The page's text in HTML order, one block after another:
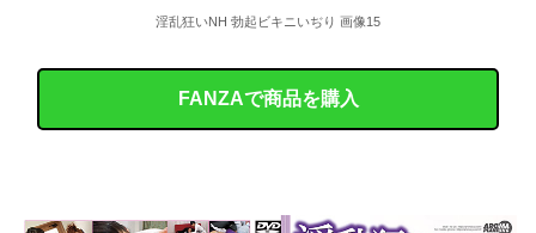
淫乱狂いNH 勃起ビキニいぢり 画像15
FANZAで商品を購入